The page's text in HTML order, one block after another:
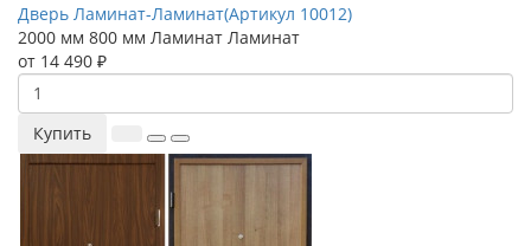
Дверь Ламинат-Ламинат(Артикул 10012)
2000 мм 800 мм Ламинат Ламинат
от 14 490 ₽
Купить